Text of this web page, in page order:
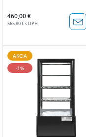
médium: R600a.
460,00 €
565,80 € s DPH
AKCIA
-1%